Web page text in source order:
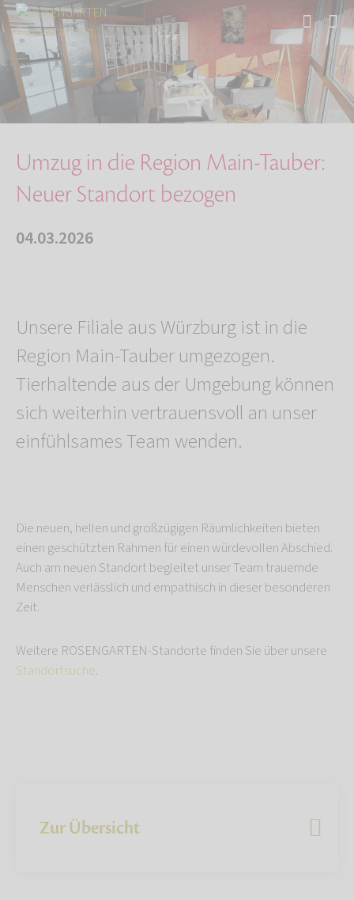
Start Über uns
Aktuelles
Umzug in die Region Main-Tauber: Neuer Stando…
Umzug in die Region Main-Tauber:
Neuer Standort bezogen
04.03.2026
Unsere Filiale aus Würzburg ist in die
Region Main-Tauber umgezogen.
Tierhaltende aus der Umgebung können
sich weiterhin vertrauensvoll an unser
einfühlsames Team wenden.
Die neuen, hellen und großzügigen Räumlichkeiten bieten
einen geschützten Rahmen für einen würdevollen Abschied.
Auch am neuen Standort begleitet unser Team trauernde
Menschen verlässlich und empathisch in dieser besonderen
Zeit.
Weitere ROSENGARTEN-Standorte finden Sie über unsere
Standortsuche.
Zur Übersicht